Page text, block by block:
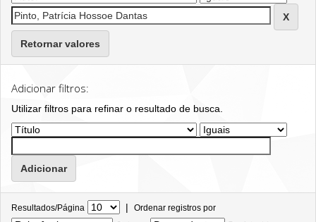
Retornar valores
Adicionar filtros:
Utilizar filtros para refinar o resultado de busca.
Resultados/Página | Ordenar registros por